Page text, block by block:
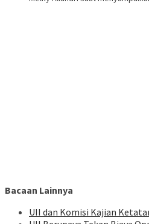
Bacaan Lainnya
UII dan Komisi Kajian